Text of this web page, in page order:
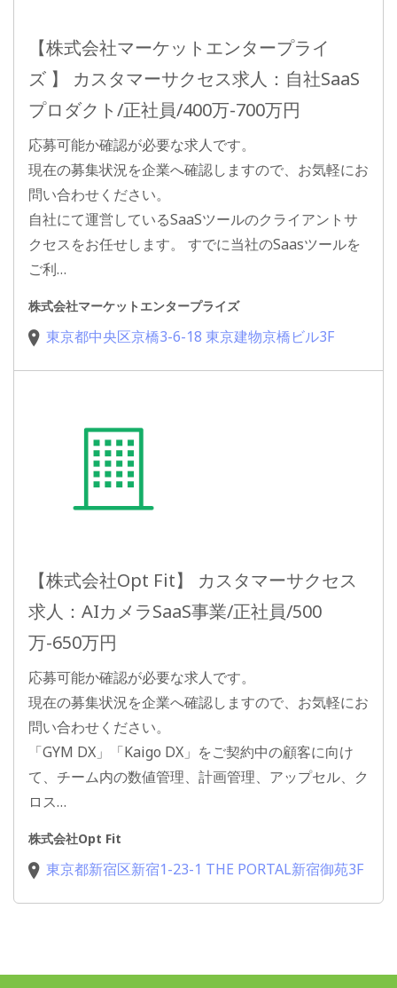
【株式会社マーケットエンタープライ
ズ 】 カスタマーサクセス求人：自社SaaS
プロダクト/正社員/400万-700万円
応募可能か確認が必要な求人です。
現在の募集状況を企業へ確認しますので、お気軽にお
問い合わせください。
自社にて運営しているSaaSツールのクライアントサ
クセスをお任せします。 すでに当社のSaasツールを
ご利…
株式会社マーケットエンタープライズ
東京都中央区京橋3-6-18 東京建物京橋ビル3F
【株式会社Opt Fit】 カスタマーサクセス
求人：AIカメラSaaS事業/正社員/500
万-650万円
応募可能か確認が必要な求人です。
現在の募集状況を企業へ確認しますので、お気軽にお
問い合わせください。
「GYM DX」「Kaigo DX」をご契約中の顧客に向け
て、チーム内の数値管理、計画管理、アップセル、ク
ロス…
株式会社Opt Fit
東京都新宿区新宿1-23-1 THE PORTAL新宿御苑3F